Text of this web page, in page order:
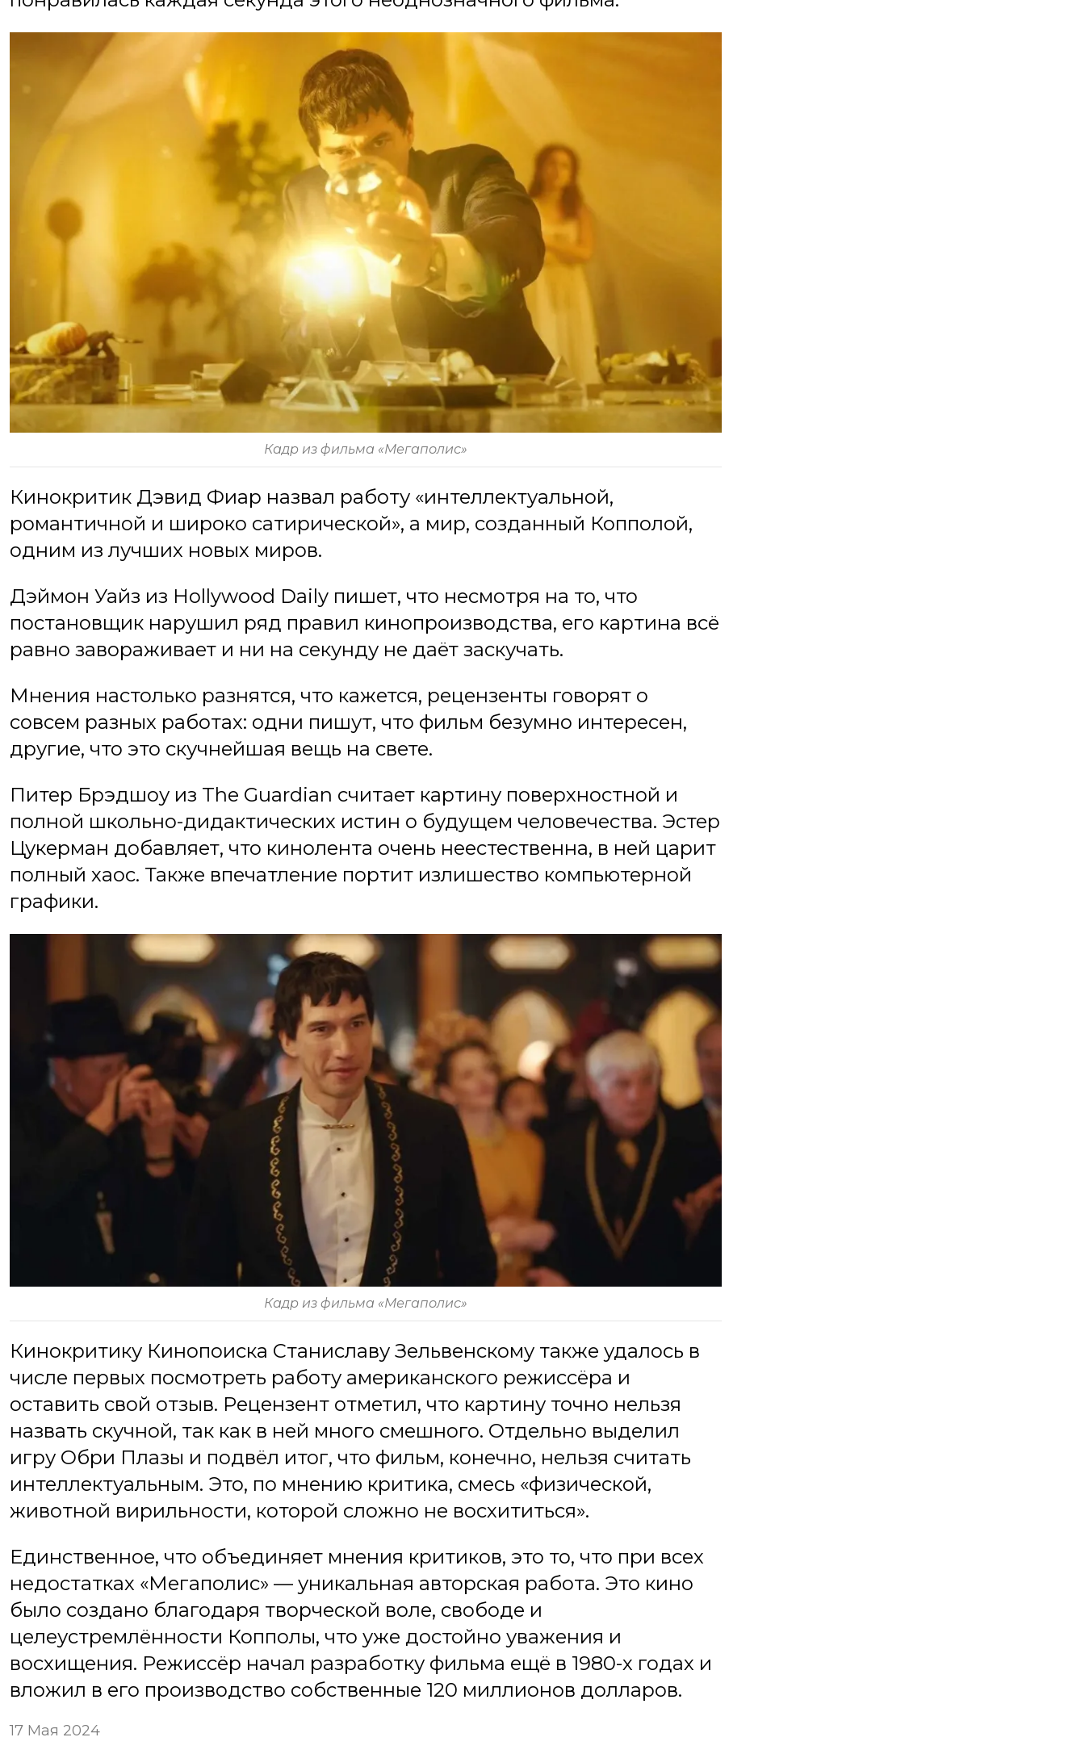
Кадр из фильма «Мегаполис»
Кинокритик Дэвид Фиар назвал работу «интеллектуальной,
романтичной и широко сатирической», а мир, созданный Копполой,
одним из лучших новых миров.
Дэймон Уайз из Hollywood Daily пишет, что несмотря на то, что
постановщик нарушил ряд правил кинопроизводства, его картина всё
равно завораживает и ни на секунду не даёт заскучать.
Мнения настолько разнятся, что кажется, рецензенты говорят о
совсем разных работах: одни пишут, что фильм безумно интересен,
другие, что это скучнейшая вещь на свете.
Питер Брэдшоу из The Guardian считает картину поверхностной и
полной школьно-дидактических истин о будущем человечества. Эстер
Цукерман добавляет, что кинолента очень неестественна, в ней царит
полный хаос. Также впечатление портит излишество компьютерной
графики.
Кадр из фильма «Мегаполис»
Кинокритику Кинопоиска Станиславу Зельвенскому также удалось в
числе первых посмотреть работу американского режиссёра и
оставить свой отзыв. Рецензент отметил, что картину точно нельзя
назвать скучной, так как в ней много смешного. Отдельно выделил
игру Обри Плазы и подвёл итог, что фильм, конечно, нельзя считать
интеллектуальным. Это, по мнению критика, смесь «физической,
животной вирильности, которой сложно не восхититься».
Единственное, что объединяет мнения критиков, это то, что при всех
недостатках «Мегаполис» — уникальная авторская работа. Это кино
было создано благодаря творческой воле, свободе и
целеустремлённости Копполы, что уже достойно уважения и
восхищения. Режиссёр начал разработку фильма ещё в 1980-х годах и
вложил в его производство собственные 120 миллионов долларов.
17 Мая 2024